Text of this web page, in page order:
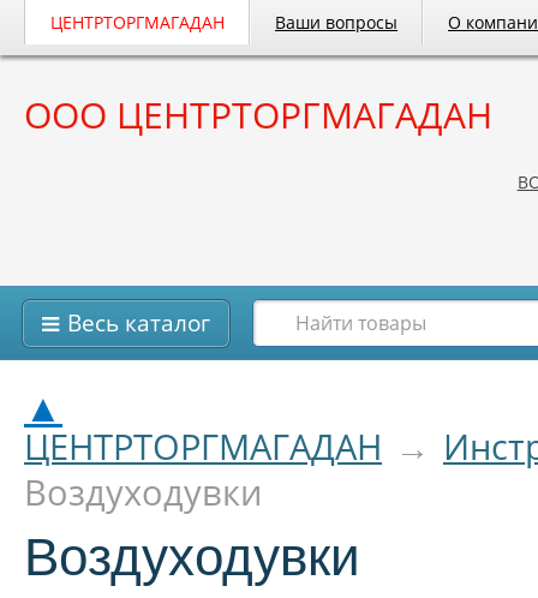
ЦЕНТРТОРГМАГАДАН Ваши вопросы О
ООО ЦЕНТРТОРГМАГАДАН
Весь каталог
▲
ЦЕНТРТОРГМАГАДАН →
Воздуходувки
Воздуходувки